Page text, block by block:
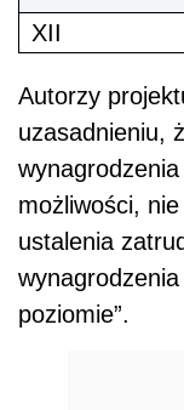
XII
Autorzy
uzasadnieniu,
możliwości,
ustalenia
poziomie”.